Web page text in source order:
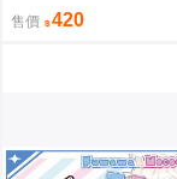
售價 420